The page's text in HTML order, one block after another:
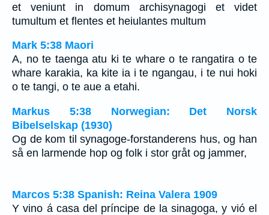
et veniunt in domum archisynagogi et videt
tumultum et flentes et heiulantes multum
Mark 5:38 Maori
A, no te taenga atu ki te whare o te rangatira o te
whare karakia, ka kite ia i te ngangau, i te nui hoki
o te tangi, o te aue a etahi.
Markus 5:38 Norwegian: Det Norsk
Bibelselskap (1930)
Og de kom til synagoge-forstanderens hus, og han
så en larmende hop og folk i stor gråt og jammer,
Marcos 5:38 Spanish: Reina Valera 1909
Y vino á casa del príncipe de la sinagoga, y vió el